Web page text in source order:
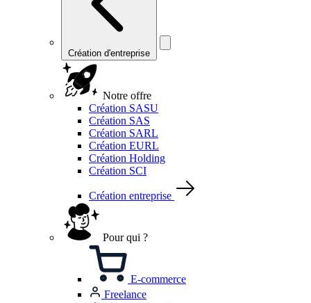
Création d'entreprise
Notre offre
Création SASU
Création SAS
Création SARL
Création EURL
Création Holding
Création SCI
Création entreprise
Pour qui ?
E-commerce
Freelance